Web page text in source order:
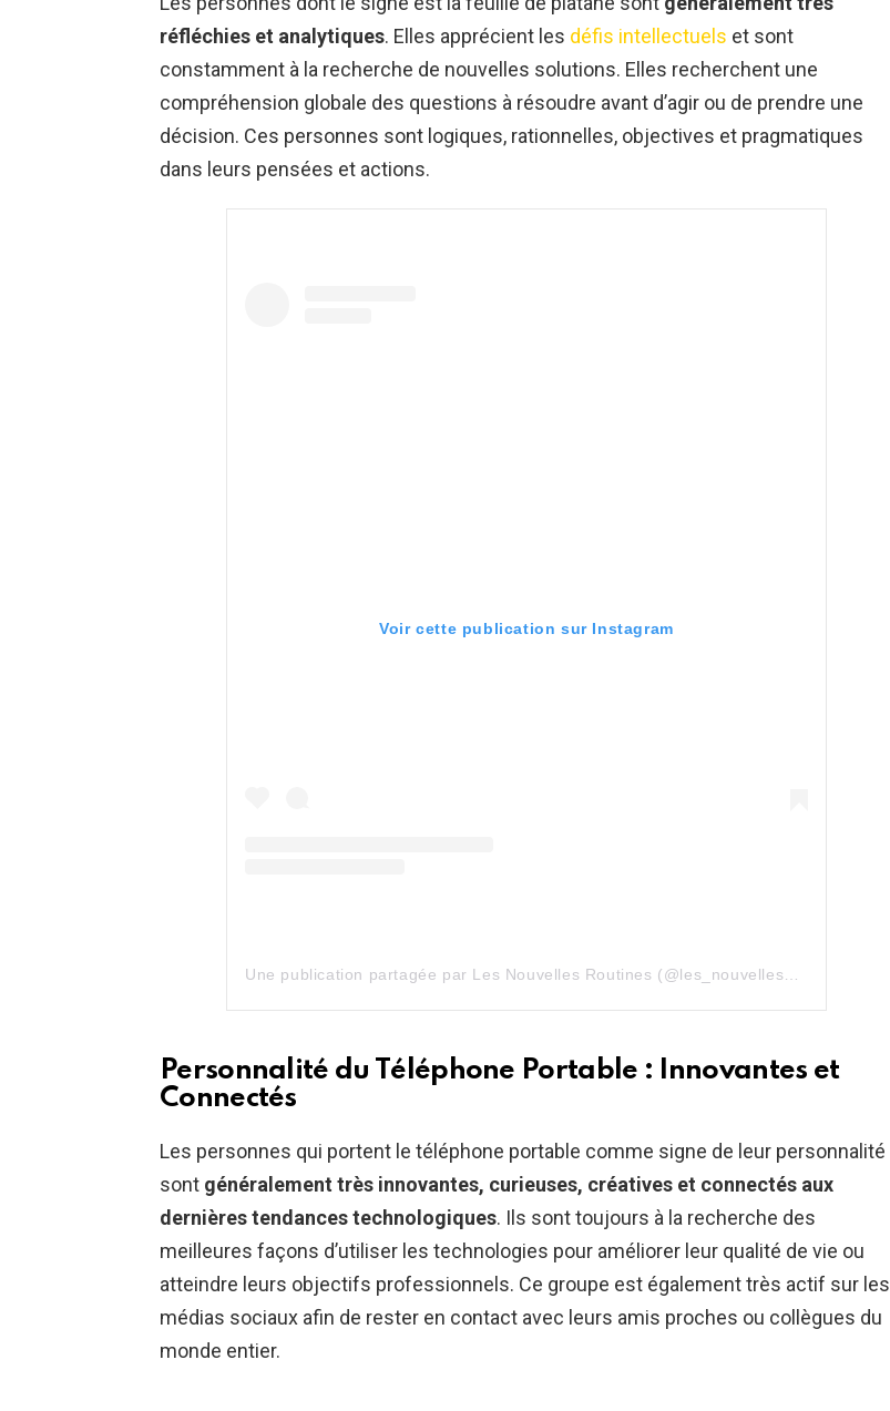
réfléchies et analytiques. Elles apprécient les défis intellectuels et sont
constamment à la recherche de nouvelles solutions. Elles recherchent une
compréhension globale des questions à résoudre avant d’agir ou de prendre une
décision. Ces personnes sont logiques, rationnelles, objectives et pragmatiques
dans leurs pensées et actions.
Voir cette publication sur Instagram
Personnalité du Téléphone Portable : Innovantes et
Connectés
Les personnes qui portent le téléphone portable comme signe de leur personnalité
sont généralement très innovantes, curieuses, créatives et connectés aux
dernières tendances technologiques. Ils sont toujours à la recherche des
meilleures façons d’utiliser les technologies pour améliorer leur qualité de vie ou
atteindre leurs objectifs professionnels. Ce groupe est également très actif sur les
médias sociaux afin de rester en contact avec leurs amis proches ou collègues du
monde entier.